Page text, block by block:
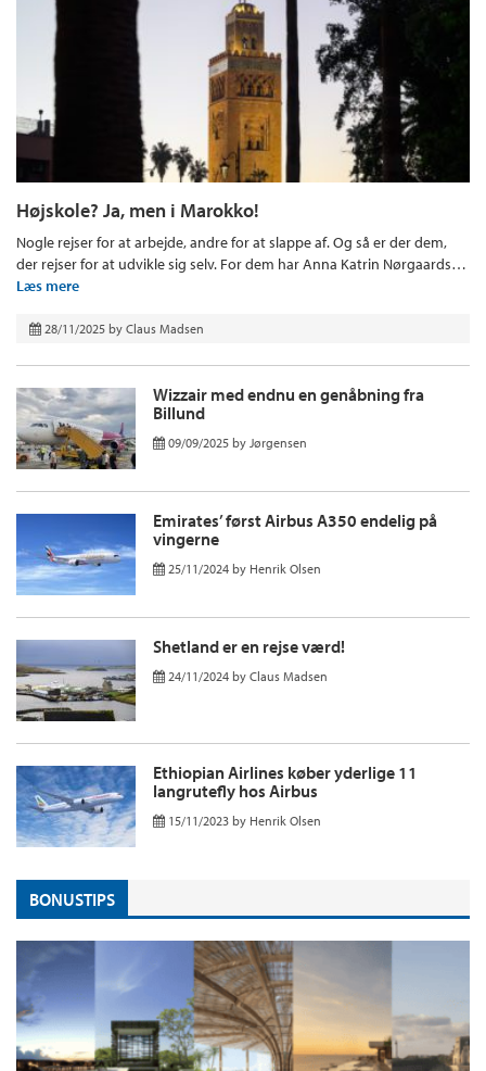
Højskole? Ja, men i Marokko!
Nogle rejser for at arbejde, andre for at slappe af. Og så er der dem,
der rejser for at udvikle sig selv. For dem har Anna Katrin Nørgaards…
Læs mere
28/11/2025 by Claus Madsen
Wizzair med endnu en genåbning fra
Billund
09/09/2025 by Jørgensen
Emirates’ først Airbus A350 endelig på
vingerne
25/11/2024 by Henrik Olsen
Shetland er en rejse værd!
24/11/2024 by Claus Madsen
Ethiopian Airlines køber yderlige 11
langrutefly hos Airbus
15/11/2023 by Henrik Olsen
BONUSTIPS